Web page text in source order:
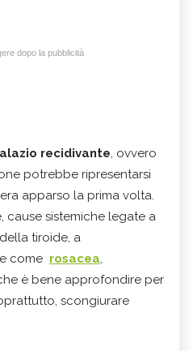
dopo la pubblicità
recidivante, ovvero
potrebbe ripresentarsi
apparso la prima volta.
cause sistemiche legate a
tiroide, a
come rosacea,
è bene approfondire per
scongiurare